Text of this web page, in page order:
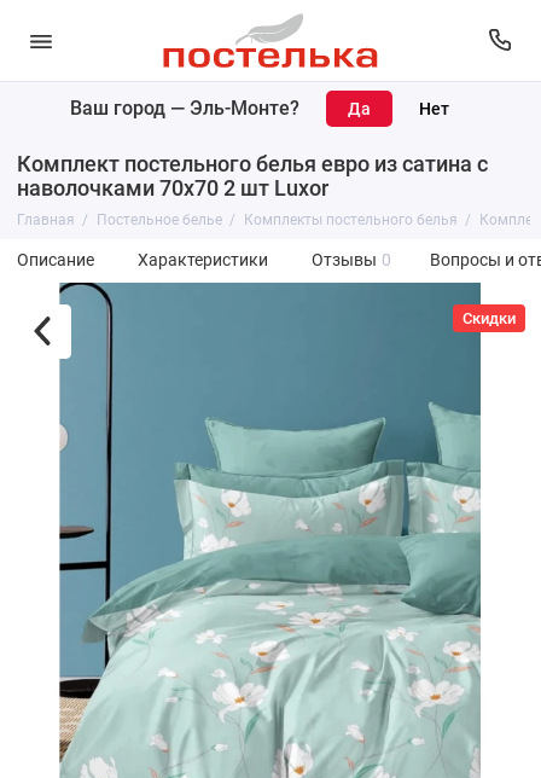
Ваш город — Эль-Монте?
Комплект постельного белья евро из сатина с
наволочками 70х70 2 шт Luxor
Главная Постельное белье Комплекты постельного белья
Описание Характеристики Отзывы 0 Вопросы и
Скидки